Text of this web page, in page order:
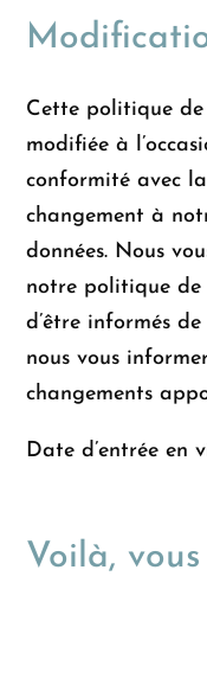
Cette politique
modifiée à
conformité avec
changement à
données. Nous
notre politique de
d’être informés
nous vous
changements
Date d’entrée en
Voilà,